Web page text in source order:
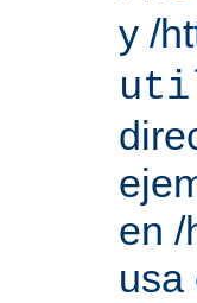
y /
en /
usa